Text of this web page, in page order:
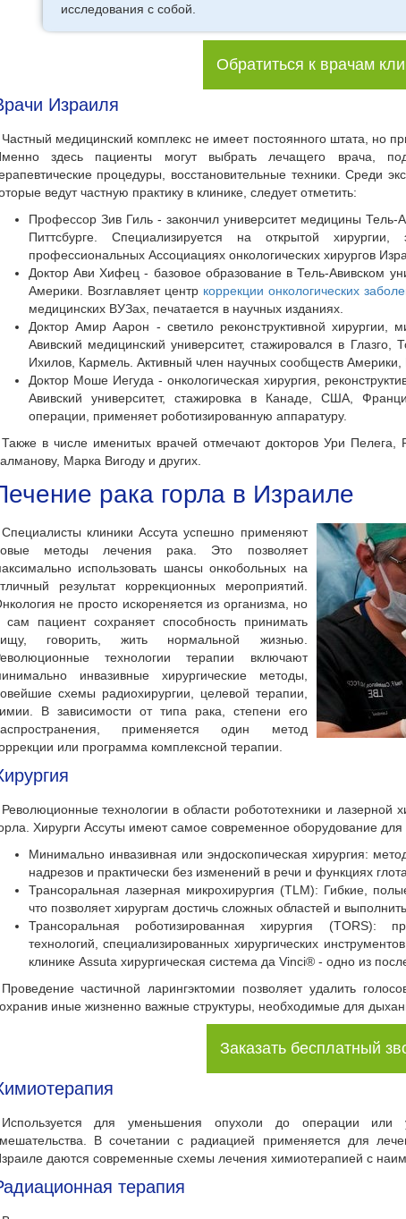
исследования с собой.
Обратиться к врачам
Израиля
Частный медицинский комплекс не имеет постоянного штата, но
здесь пациенты могут выбрать лечащего врача,
процедуры, восстановительные техники. Среди
ведут частную практику в клинике, следует отметить:
Профессор Зив Гиль - закончил университет медицины
Питтсбурге. Специализируется на открытой хирургии,
профессиональных Ассоциациях онкологических хирургов
Доктор Ави Хифец - базовое образование в Тель-Авивском
Америки. Возглавляет центр коррекции онкологических
медицинских ВУЗах, печатается в научных изданиях.
Доктор Амир Аарон - светило реконструктивной хирургии,
Авивский медицинский университет, стажировался в Глазго,
Ихилов, Кармель. Активный член научных сообществ Америки,
Доктор Моше Иегуда - онкологическая хирургия,
Авивский университет, стажировка в Канаде, США,
операции, применяет роботизированную аппаратуру.
Также в числе именитых врачей отмечают докторов Ури
Марка Вигоду и других.
рака горла в Израиле
Специалисты клиники Ассута успешно применяют
методы лечения рака. Это позволяет
использовать шансы онкобольных на
результат коррекционных мероприятий.
не просто искореняется из организма, но
сам пациент сохраняет способность принимать
говорить, жить нормальной жизнью.
технологии терапии включают
инвазивные хирургические методы,
схемы радиохирургии, целевой терапии,
В зависимости от типа рака, степени его
применяется один метод
или программа комплексной терапии.
Революционные технологии в области робототехники и лазерной
Хирурги Ассуты имеют самое современное оборудование
Минимально инвазивная или эндоскопическая хирургия:
надрезов и практически без изменений в речи и функциях
Трансоральная лазерная микрохирургия (TLM): Гибкие,
что позволяет хирургам достичь сложных областей и
Трансоральная роботизированная хирургия (TORS):
технологий, специализированных хирургических
клинике Assuta хирургическая система да Vinci® - одно из
Проведение частичной ларингэктомии позволяет удалить
иные жизненно важные структуры, необходимые для
Заказать бесплатный
Используется для уменьшения опухоли до операции или
В сочетании с радиацией применяется для
даются современные схемы лечения химиотерапией с
терапия